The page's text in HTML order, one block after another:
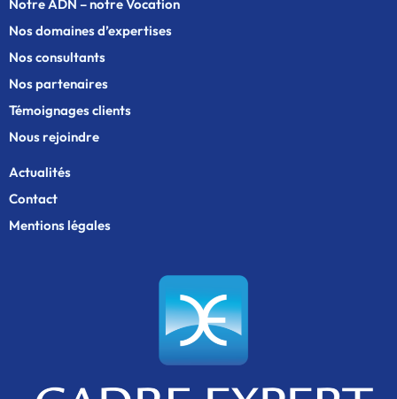
Notre ADN – notre Vocation
Nos domaines d’expertises
Nos consultants
Nos partenaires
Témoignages clients
Nous rejoindre
Actualités
Contact
Mentions légales